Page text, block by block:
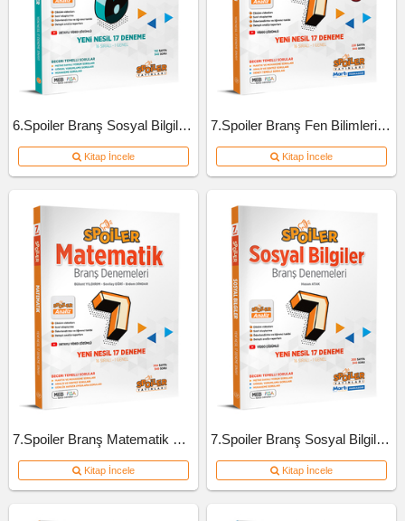
6.Spoiler Branş Sosyal Bilgiler Deneme
Kitap İncele
7.Spoiler Branş Fen Bilimleri Deneme
Kitap İncele
7.Spoiler Branş Matematik Deneme
Kitap İncele
7.Spoiler Branş Sosyal Bilgiler Deneme
Kitap İncele